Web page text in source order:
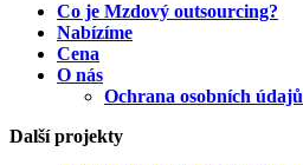
Co je Mzdový outsourcing?
Nabízíme
Cena
O nás
Ochrana osobních údajů
Další projekty